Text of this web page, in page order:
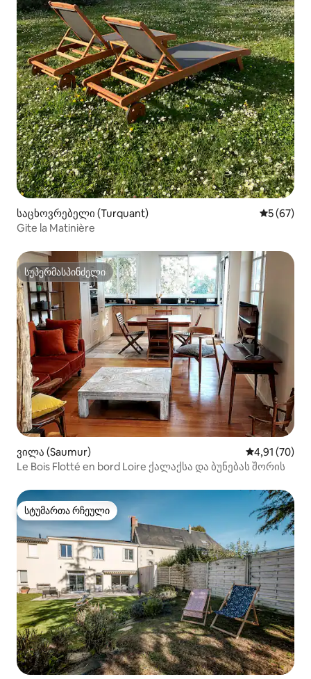
საცხოვრებელი (Turquant) საშუალო
5 (67)
Gite la Matinière
სუპერმასპინძელი
სუპერმასპინძელი
ვილა (Saumur) საშუალო
4,91 (70)
Le Bois Flotté en bord Loire ქალაქსა და ბუნებას შორის
სტუმართა რჩეული
სტუმართა რჩეული